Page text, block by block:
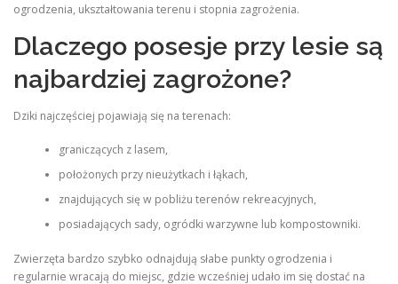
ogrodzenia, ukształtowania terenu i stopnia zagrożenia.
Dlaczego posesje przy lesie są
najbardziej zagrożone?
Dziki najczęściej pojawiają się na terenach:
graniczących z lasem,
położonych przy nieużytkach i łąkach,
znajdujących się w pobliżu terenów rekreacyjnych,
posiadających sady, ogródki warzywne lub kompostowniki.
Zwierzęta bardzo szybko odnajdują słabe punkty ogrodzenia i
regularnie wracają do miejsc, gdzie wcześniej udało im się dostać na